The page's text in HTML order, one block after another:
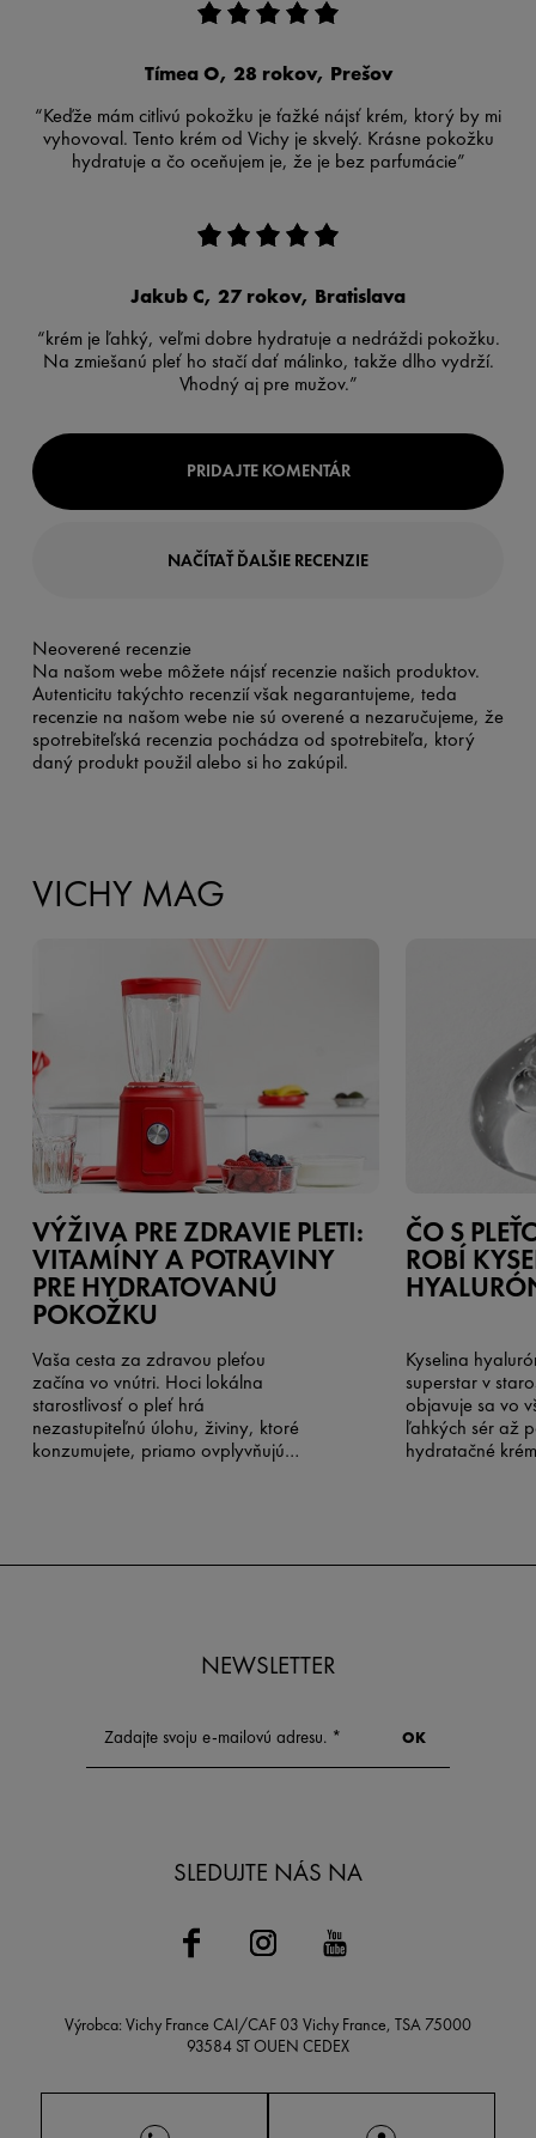
Tímea O, 28 rokov, Prešov
“Keďže mám citlivú pokožku je ťažké nájsť krém, ktorý by mi
vyhovoval. Tento krém od Vichy je skvelý. Krásne pokožku
hydratuje a čo oceňujem je, že je bez parfumácie”
Jakub C, 27 rokov, Bratislava
“krém je ľahký, veľmi dobre hydratuje a nedráždi pokožku.
Na zmiešanú pleť ho stačí dať málinko, takže dlho vydrží.
Vhodný aj pre mužov.”
PRIDAJTE KOMENTÁR
NAČÍTAŤ ĎALŠIE RECENZIE
Neoverené recenzie
Na našom webe môžete nájsť recenzie našich produktov.
Autenticitu takýchto recenzií však negarantujeme, teda
recenzie na našom webe nie sú overené a nezaručujeme, že
spotrebiteľská recenzia pochádza od spotrebiteľa, ktorý
daný produkt použil alebo si ho zakúpil.
VICHY MAG
VÝŽIVA PRE ZDRAVIE PLETI:
VITAMÍNY A POTRAVINY
PRE HYDRATOVANÚ
POKOŽKU
Vaša cesta za zdravou pleťou
začína vo vnútri. Hoci lokálna
starostlivosť o pleť hrá
nezastupiteľnú úlohu, živiny, ktoré
konzumujete, priamo ovplyvňujú
ČO S
ROBÍ
Kyselina
superstar v
objavuje sa vo
ľahkých sér až
hydratačné
pomôže vybrať
NEWSLETTER
SLEDUJTE NÁS NA
Výrobca: Vichy France CAI/CAF 03 Vichy France, TSA 75000
93584 ST OUEN CEDEX